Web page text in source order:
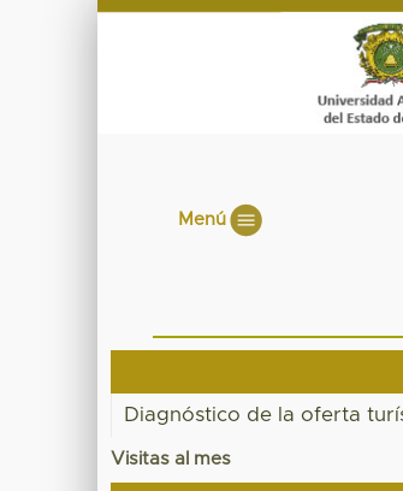
Menú
Diagnóstico de la oferta
Visitas al mes